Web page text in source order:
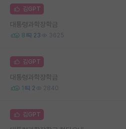
김GPT
대통령과학장학금
8 23 3625
김GPT
대통령과학장학금
1 2 2840
김GPT